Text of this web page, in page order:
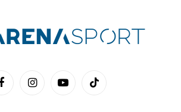
FacebookInstagramYouTubeTikTok